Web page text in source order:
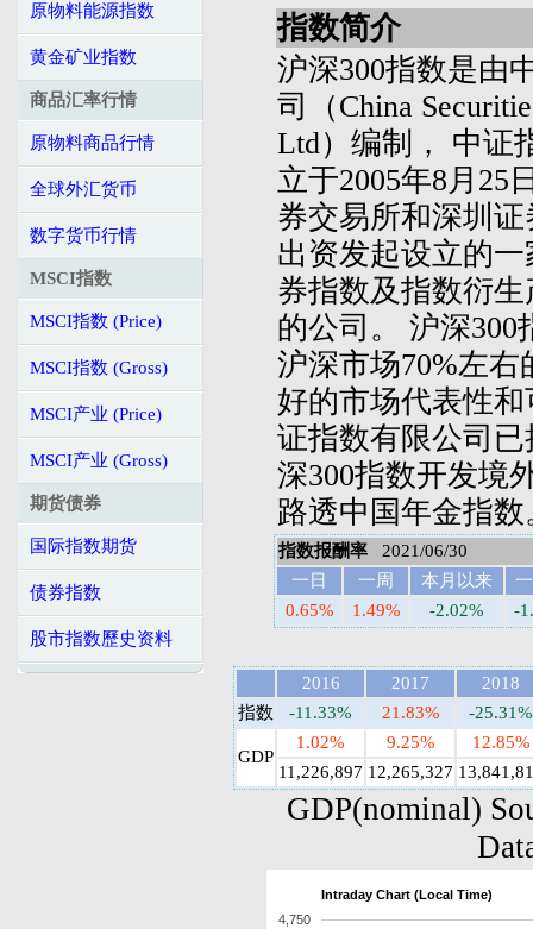
原物料能源指数
黄金矿业指数
商品汇率行情
原物料商品行情
全球外汇货币
数字货币行情
MSCI指数
MSCI指数 (Price)
MSCI指数 (Gross)
MSCI产业 (Price)
MSCI产业 (Gross)
期货债券
国际指数期货
债券指数
股市指数歷史资料
指数简介
沪深300指数是由
司（China
Ltd）编制， 中证
立于2005年8月25
券交易所和深圳
出资发起设立的
券指数及指数衍
的公司。 沪深300
沪深市场70%左
好的市场代表性
证指数有限公司
深300指数开发境
路透中国年金指数
指数报酬率 2021/06/30
一日
一周 本月以来
0.65%
1.49% -2.02% -
2016 2017
2018
指数
-11.33% 21.83% -25.31%
GDP
1.02% 9.25%
12.85%
11,226,897 12,265,327
GDP(nominal)
Intraday Chart (Local Time)
4,750